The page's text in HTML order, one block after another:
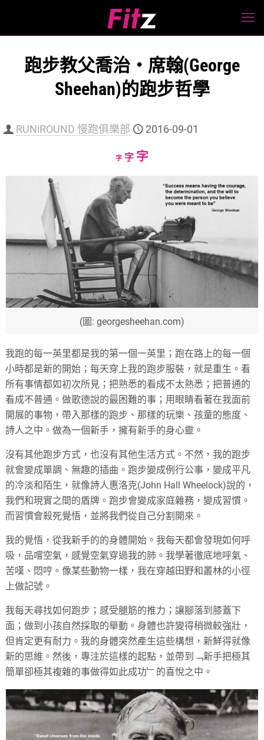
跑步教父喬治‧席翰(George
Sheehan)的跑步哲學
RUNiROUND 慢跑俱樂部 2016-09-01
字Decrease
size.
字Reset
size.
字Increase
size.
(圖: georgesheehan.com)
我跑的每一英里都是我的第一個一英里；跑在路上的每一個
小時都是新的開始；每天穿上我的跑步服裝，就是重生。看
所有事情都如初次所見；把熟悉的看成不太熟悉；把普通的
看成不普通。做歌德說的最困難的事；用眼睛看著在我面前
開展的事物，帶入那樣的跑步、那樣的玩樂、孩童的態度、
詩人之中。做為一個新手，擁有新手的身心靈。
沒有其他跑步方式，也沒有其他生活方式。不然，我的跑步
就會變成單調、無趣的插曲。跑步變成例行公事，變成平凡
的冷淡和陌生，就像詩人惠洛克(John Hall Wheelock)說的，
我們和現實之間的盾牌。跑步會變成家庭雜務，變成習慣。
而習慣會殺死覺悟，並將我們從自己分割開來。
我的覺悟，從我新手的的身體開始。我每天都會發現如何呼
吸，品嚐空氣，感覺空氣穿過我的肺。我學著徹底地呼氣、
苦嘆、悶哼。像某些動物一樣，我在穿越田野和叢林的小徑
上做記號。
我每天尋找如何跑步；感受腿筋的推力；讓腳落到膝蓋下
面；做到小孩自然採取的舉動。身體也許變得稍微較強壯，
但肯定更有耐力。我的身體突然產生這些構想，新鮮得就像
新的思維。然後，專注於這樣的起點，並帶到﹁新手把極其
簡單卻極其複雜的事做得如此成功﹂的喜悅之中。